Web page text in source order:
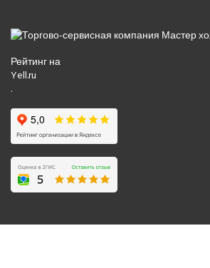
Рейтинг на
Yell.ru
.